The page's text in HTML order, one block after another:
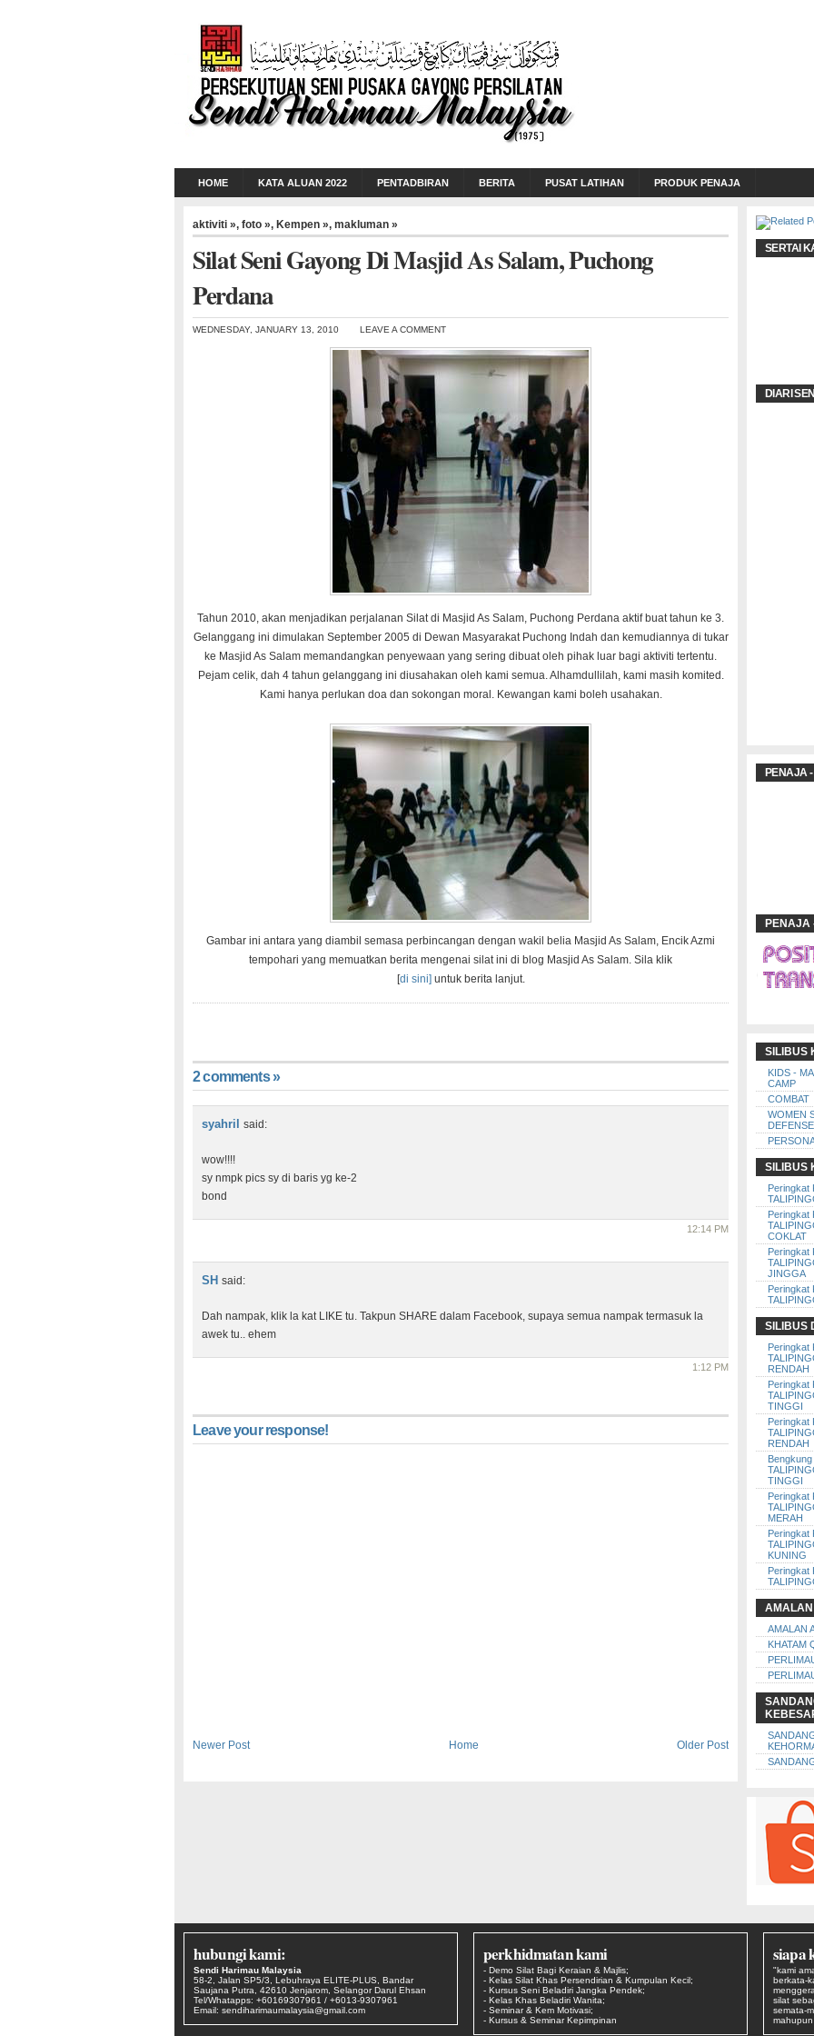
HOME KATA ALUAN 2022 PENTADBIRAN BERITA PUSAT LATIHAN PRODUK PENAJA
aktiviti », foto », Kempen », makluman »
Silat Seni Gayong Di Masjid As Salam, Puchong
Perdana
WEDNESDAY, JANUARY 13, 2010 LEAVE A COMMENT
Tahun 2010, akan menjadikan perjalanan Silat di Masjid As Salam, Puchong Perdana aktif buat tahun ke 3.
Gelanggang ini dimulakan September 2005 di Dewan Masyarakat Puchong Indah dan kemudiannya di tukar
ke Masjid As Salam memandangkan penyewaan yang sering dibuat oleh pihak luar bagi aktiviti tertentu.
Pejam celik, dah 4 tahun gelanggang ini diusahakan oleh kami semua. Alhamdullilah, kami masih komited.
Kami hanya perlukan doa dan sokongan moral. Kewangan kami boleh usahakan.
Gambar ini antara yang diambil semasa perbincangan dengan wakil belia Masjid As Salam, Encik Azmi
tempohari yang memuatkan berita mengenai silat ini di blog Masjid As Salam. Sila klik
[di sini] untuk berita lanjut.
2 comments »
syahril said:
wow!!!!
sy nmpk pics sy di baris yg ke-2
bond
12:14 PM
SH said:
Dah nampak, klik la kat LIKE tu. Takpun SHARE dalam Facebook, supaya semua nampak termasuk la
awek tu.. ehem
1:12 PM
Leave your response!
Newer Post Older Post
Home
SERTAI
DIARI
PENAJA
PENAJA
SILIBUS
KIDS -
CAMP
COMBAT
WOMEN
DEFENSE
SILIBUS
Peringkat
Peringkat
COKLAT
Peringkat
JINGGA
Peringkat
SILIBUS
Peringkat
RENDAH
Peringkat
TINGGI
Peringkat
RENDAH
Bengkung
TINGGI
Peringkat
MERAH
Peringkat
KUNING
Peringkat
AMALAN
KHATAM
hubungi kami:
Sendi Harimau Malaysia
58-2, Jalan SP5/3, Lebuhraya ELITE-PLUS, Bandar
Saujana Putra, 42610 Jenjarom, Selangor Darul Ehsan
Tel/Whatapps: +60169307961 / +6013-9307961
Email: sendiharimaumalaysia@gmail.com
perkhidmatan kami
- Demo Silat Bagi Keraian & Majlis;
- Kelas Silat Khas Persendirian & Kumpulan Kecil;
- Kursus Seni Beladiri Jangka Pendek;
- Kelas Khas Beladiri Wanita;
- Seminar & Kem Motivasi;
- Kursus & Seminar Kepimpinan
siapa
"kami
berkata-
silat
semata-